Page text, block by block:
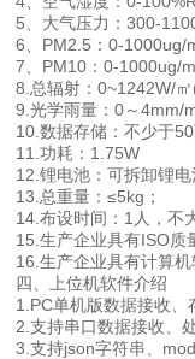
5、大气压力：300-
6、PM2.5：0-1000ug/
7、PM10：0-1000ug/
8.总辐射：0~1242W/
9.光学雨量：0～4mm/
10.数据存储：不少于
11.功耗：1.75W
12.锂电池：可拆卸锂
13.总重量：≤5kg；
14.布设时间：1人，不
15.生产企业具有ISO质
16.生产企业具有计算
四、上位机软件介绍
1.PC单机版数据接收
2.支持串口数据接收、
3.支持json字符串、